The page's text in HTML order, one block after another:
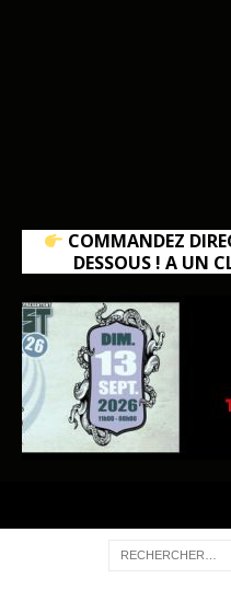
COMMANDEZ
DESSOUS ! A UN